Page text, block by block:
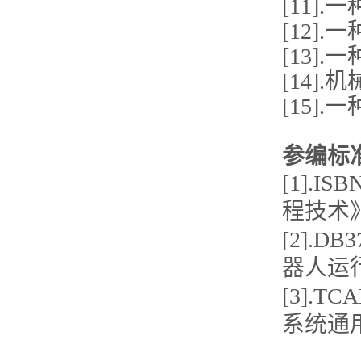
[11].一
[12].一
[13].一
[14].机
[15].一
参编标
程技术
器人运
系统通